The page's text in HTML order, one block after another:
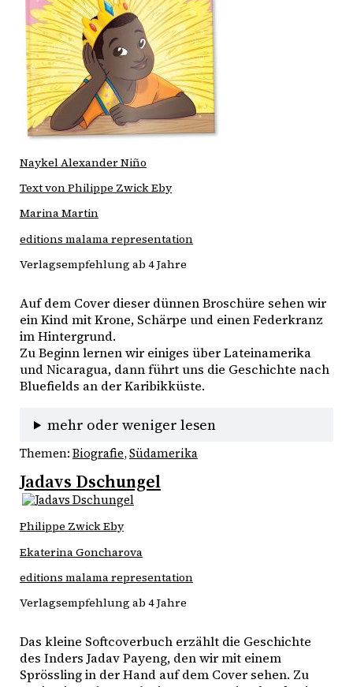
Naykel Alexander Niño
Text von Philippe Zwick Eby
Marina Martin
editions malama representation
Verlagsempfehlung ab 4 Jahre
Auf dem Cover dieser dünnen Broschüre sehen wir
ein Kind mit Krone, Schärpe und einen Federkranz
im Hintergrund.
Zu Beginn lernen wir einiges über Lateinamerika
und Nicaragua, dann führt uns die Geschichte nach
Bluefields an der Karibikküste.
mehr oder weniger lesen
Themen: Biografie, Südamerika
Jadavs Dschungel
Philippe Zwick Eby
Ekaterina Goncharova
editions malama representation
Verlagsempfehlung ab 4 Jahre
Das kleine Softcoverbuch erzählt die Geschichte
des Inders Jadav Payeng, den wir mit einem
Sprössling in der Hand auf dem Cover sehen. Zu